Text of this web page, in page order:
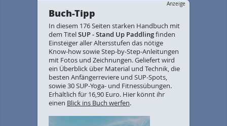
Anzeige
Buch-Tipp
In diesem 176 Seiten starken Handbuch mit
dem TitelSUP - Stand Up Paddlingfinden
Einsteiger aller Altersstufen das nötige
Know-how sowie Step-by-Step-Anleitungen
mit Fotos und Zeichnungen. Geliefert wird
ein Überblick über Material und Technik, die
besten Anfängerreviere und SUP-Spots,
sowie 30 SUP-Yoga- und Fitnessübungen.
Erhältlich für 16,90 Euro. Hier könnt ihr
einen Blick ins Buch werfen.